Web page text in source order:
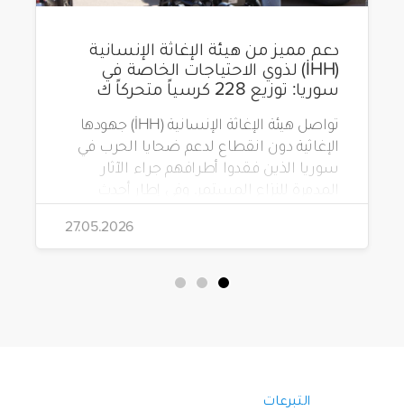
دعم مميز من هيئة الإغاثة الإنسانية
(İHH) لذوي الاحتياجات الخاصة في
سوريا: توزيع 228 كرسياً متحركاً ك
تواصل هيئة الإغاثة الإنسانية (İHH) جهودها
الإغاثية دون انقطاع لدعم ضحايا الحرب في
سوريا الذين فقدوا أطرافهم جراء الآثار
المدمرة للنزاع المستمر. وفي إطار أحدث
مشاريعها، قامت الهيئة بتوزيع 228 كرسياً
متحركاً كهربائياً على أشخاص من ذوي
الاحتياجات الخاصة يعيشون في ظروف
قاسية بمناطق دمشق، وحلب، وحماة،
27.05.2026
التبرعات